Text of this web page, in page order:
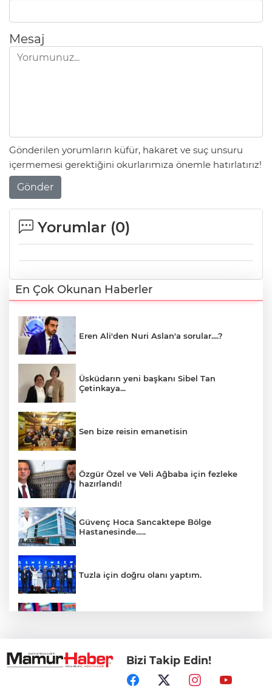
Mesaj
Gönderilen yorumların küfür, hakaret ve suç unsuru
içermemesi gerektiğini okurlarımıza önemle hatırlatırız!
Gönder
Yorumlar (0)
En Çok Okunan Haberler
Eren Ali'den Nuri Aslan'a sorular....?
Üsküdarın yeni başkanı Sibel Tan
Çetinkaya...
Sen bize reisin emanetisin
Özgür Özel ve Veli Ağbaba için fezleke
hazırlandı!
Güvenç Hoca Sancaktepe Bölge
Hastanesinde…..
Tuzla için doğru olanı yaptım.
Kerkük, Türk Dünyası'na katıldı
Bizi Takip Edin!